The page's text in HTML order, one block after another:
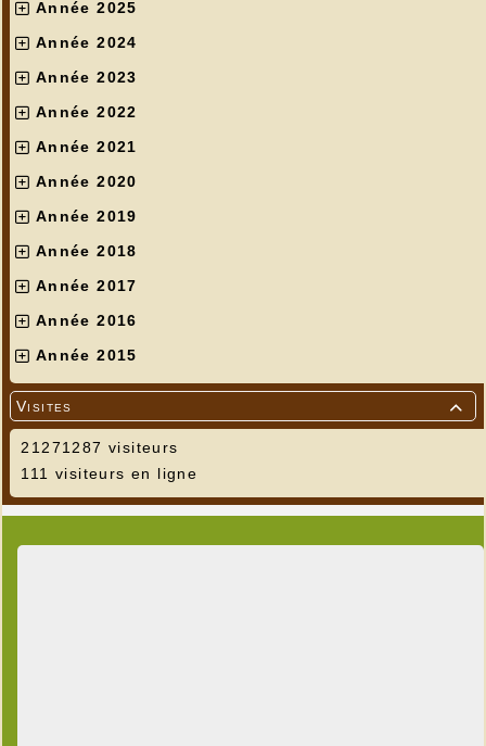
Année 2025
Année 2024
Année 2023
Année 2022
Année 2021
Année 2020
Année 2019
Année 2018
Année 2017
Année 2016
Année 2015

Visites
21271287 visiteurs
111 visiteurs en ligne